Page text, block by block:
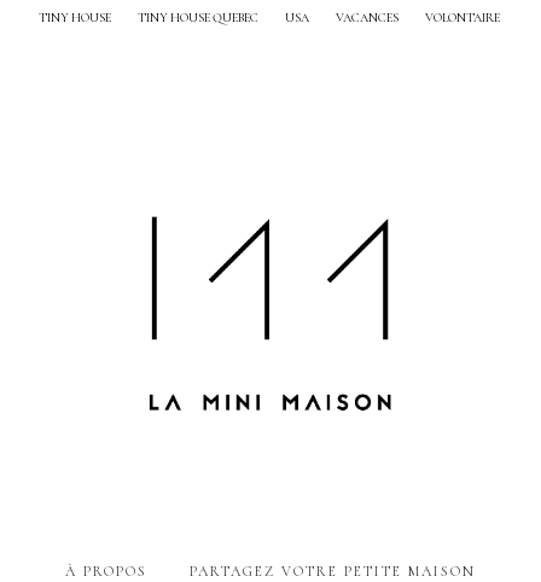
TINY HOUSE TINY HOUSE QUEBEC USA VACANCES VOLONTAIRE
À PROPOS PARTAGEZ VOTRE PETITE MAISON